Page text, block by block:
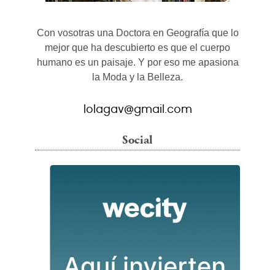
Con vosotras una Doctora en Geografía que lo
mejor que ha descubierto es que el cuerpo
humano es un paisaje. Y por eso me apasiona
la Moda y la Belleza.
lolagav@gmail.com
Social